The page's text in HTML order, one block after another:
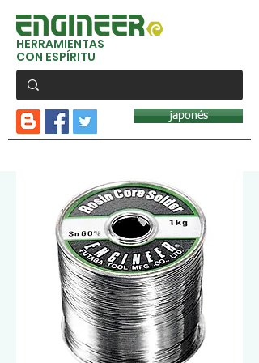
HERRAMIENTAS
CON ESPÍRITU
japonés